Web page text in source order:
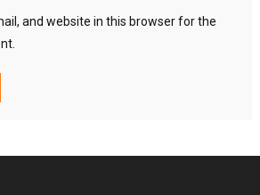
and website in this browser for the